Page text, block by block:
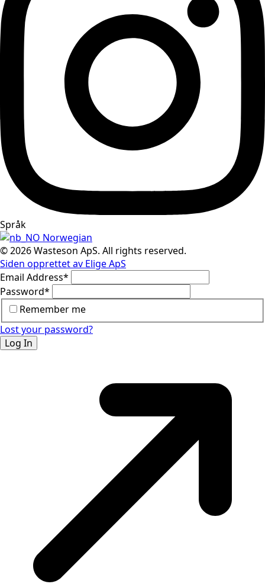
Språk
Norwegian
© 2026 Wasteson ApS. All rights reserved.
Siden opprettet av Elige ApS
Email Address*
Password*
Remember me
Lost your password?
Log In